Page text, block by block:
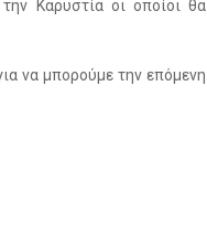
Καρυστία οι οποίοι θα
να μπορούμε την επόμενη